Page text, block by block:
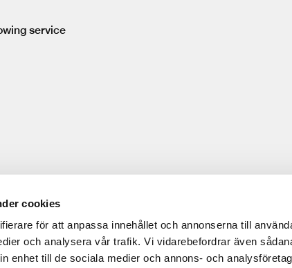
cookies
för att anpassa innehållet och annonserna till
och analysera vår trafik. Vi vidarebefordrar även
enhet till de sociala medier och annons- och
service